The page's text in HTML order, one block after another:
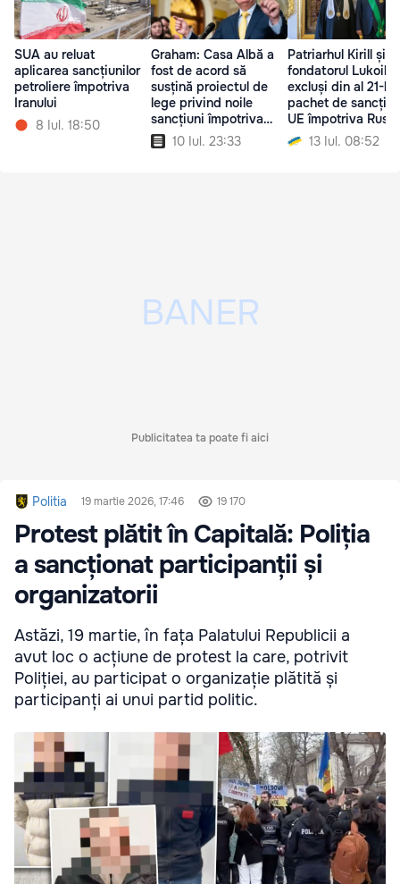
SUA au reluat
aplicarea sancțiunilor
petroliere împotriva
Iranului
8 Iul. 18:50
Graham: Casa Albă a
fost de acord să
susțină proiectul de
lege privind noile
sancțiuni împotriva
Rusiei10 Iul. 23:33
Patriarhul Kirill și
fondatorul Lukoil,
excluși din al 21-lea
pachet de
UE împotriva
13 Iul. 08:52
Publicitatea ta poate fi aici
Politia 19 martie 2026, 17:46 19 170
Protest plătit în Capitală: Poliția
a sancționat participanții și
organizatorii
Astăzi, 19 martie, în fața Palatului Republicii a
avut loc o acțiune de protest la care, potrivit
Poliției, au participat o organizație plătită și
participanți ai unui partid politic.